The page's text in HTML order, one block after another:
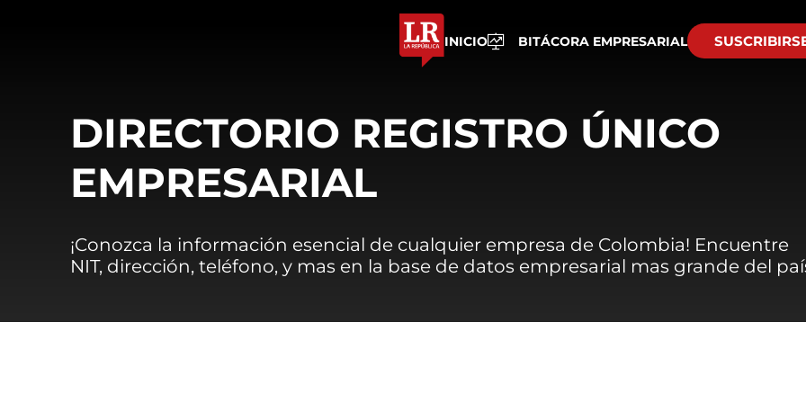
INICIO BITÁCORA EMPRESARIAL
DIRECTORIO REGISTRO ÚNICO
EMPRESARIAL
¡Conozca la información esencial de cualquier empresa de Colombia! Encuentre
NIT, dirección, teléfono, y mas en la base de datos empresarial mas grande del